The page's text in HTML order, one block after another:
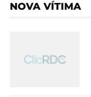
NOVA VÍTIMA